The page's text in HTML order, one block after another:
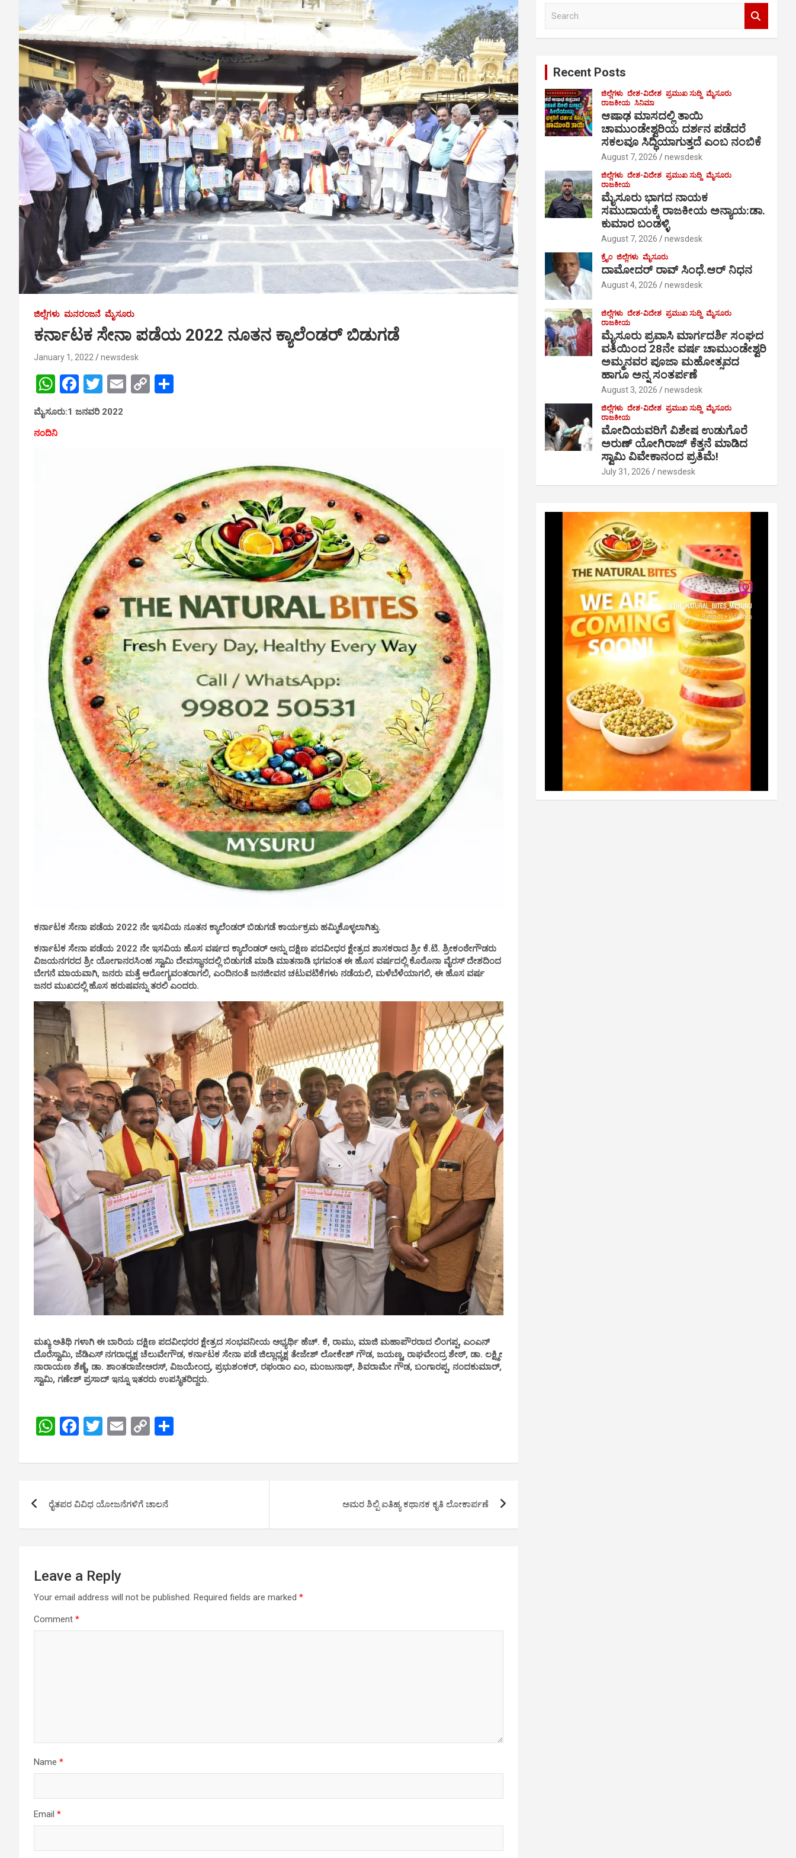
ಜಿಲ್ಲೆಗಳು ಮನರಂಜನೆ ಮೈಸೂರು
ಕರ್ನಾಟಕ ಸೇನಾ ಪಡೆಯ 2022 ನೂತನ ಕ್ಯಾಲೆಂಡರ್ ಬಿಡುಗಡೆ
January 1, 2022 newsdesk
W
h
at
s
F
a
ce
T
wi
tt
E
C
ಮೈಸೂರು:1 ಜನವರಿ 2022
ನಂದಿನಿ
ಕರ್ನಾಟಕ ಸೇನಾ ಪಡೆಯ 2022 ನೇ ಇಸವಿಯ ನೂತನ ಕ್ಯಾಲೆಂಡರ್ ಬಿಡುಗಡೆ ಕಾರ್ಯಕ್ರಮ ಹಮ್ಮಿಕೊಳ್ಳಲಾಗಿತ್ತು.
ಕರ್ನಾಟಕ ಸೇನಾ ಪಡೆಯ 2022 ನೇ ಇಸವಿಯ ಹೊಸ ವರ್ಷದ ಕ್ಯಾಲೆಂಡರ್ ಅನ್ನು ದಕ್ಷಿಣ ಪದವೀಧರ ಕ್ಷೇತ್ರದ ಶಾಸಕರಾದ ಶ್ರೀ ಕೆ.ಟಿ. ಶ್ರೀಕಂಠೇಗೌಡರು
ವಿಜಯನಗರದ ಶ್ರೀ ಯೋಗಾನರಸಿಂಹ ಸ್ವಾಮಿ ದೇವಸ್ಥಾನದಲ್ಲಿ ಬಿಡುಗಡೆ ಮಾಡಿ ಮಾತನಾಡಿ ಭಗವಂತ ಈ ಹೊಸ ವರ್ಷದಲ್ಲಿ ಕೊರೊನಾ ವೈರಸ್ ದೇಶದಿಂದ
ಬೇಗನೆ ಮಾಯವಾಗಿ, ಜನರು ಮತ್ತೆ ಆರೋಗ್ಯವಂತರಾಗಲಿ, ಎಂದಿನಂತೆ ಜನಜೀವನ ಚಟುವಟಿಕೆಗಳು ನಡೆಯಲಿ, ಮಳೆಬೆಳೆಯಾಗಲಿ, ಈ ಹೊಸ ವರ್ಷ
ಜನರ ಮುಖದಲ್ಲಿ ಹೊಸ ಹರುಷವನ್ನು ತರಲಿ ಎಂದರು.
ಮಖ್ಯ ಅತಿಥಿ ಗಳಾಗಿ ಈ ಬಾರಿಯ ದಕ್ಷಿಣ ಪದವೀಧರರ ಕ್ಷೇತ್ರದ ಸಂಭವನೀಯ ಅಭ್ಯರ್ಥಿ ಹೆಚ್. ಕೆ, ರಾಮು, ಮಾಜಿ ಮಹಾಪೌರರಾದ ಲಿಂಗಪ್ಪ, ಎಂಎನ್
ದೊರೆಸ್ವಾಮಿ, ಜೆಡಿಎಸ್ ನಗರಾಧ್ಯಕ್ಷ ಚೆಲುವೇಗೌಡ, ಕರ್ನಾಟಕ ಸೇನಾ ಪಡೆ ಜಿಲ್ಲಾಧ್ಯಕ್ಷ ತೇಜೇಶ್ ಲೋಕೇಶ್ ಗೌಡ, ಜಯಣ್ಣ, ರಾಘವೇಂದ್ರ ಶೇಠ್, ಡಾ. ಲಕ್ಷ್ಮೀ
ನಾರಾಯಣ ಶೆಣೈ, ಡಾ. ಶಾಂತರಾಜೇಅರಸ್, ವಿಜಯೇಂದ್ರ, ಪ್ರಭುಶಂಕರ್, ರಘುರಾಂ ಎಂ, ಮಂಜುನಾಥ್, ಶಿವರಾಮೇ ಗೌಡ, ಬಂಗಾರಪ್ಪ, ನಂದಕುಮಾರ್,
ಸ್ವಾಮಿ, ಗಣೇಶ್ ಪ್ರಸಾದ್ ಇನ್ನೂ ಇತರರು ಉಪಸ್ಥಿತರಿದ್ದರು.
W
at
A
F
ce
o
T
tt
E
ail
C
py
n
ar
navigation
ರೈತಪರ ವಿವಿಧ ಯೋಜನೆಗಳಿಗೆ ಚಾಲನೆ ಅಮರ ಶಿಲ್ಪಿ ಐತಿಹ್ಯ ಕಥಾನಕ ಕೃತಿ ಲೋಕಾರ್ಪಣೆ
Leave a Reply
Your email address will not be published. Required fields are marked *
Comment *
Name *
Email *
Recent Posts
ಜಿಲ್ಲೆಗಳು ದೇಶ-ವಿದೇಶ ಪ್ರಮುಖ ಸುದ್ದಿ ಮೈಸೂರು
ರಾಜಕೀಯ ಸಿನಿಮಾ
ಆಷಾಢ ಮಾಸದಲ್ಲಿ ತಾಯಿ
ಚಾಮುಂಡೇಶ್ವರಿಯ ದರ್ಶನ ಪಡೆದರೆ
ಸಕಲವೂ ಸಿದ್ಧಿಯಾಗುತ್ತದೆ ಎಂಬ ನಂಬಿಕೆ
August 7, 2026 newsdesk
ಜಿಲ್ಲೆಗಳು ದೇಶ-ವಿದೇಶ ಪ್ರಮುಖ ಸುದ್ದಿ ಮೈಸೂರು
ರಾಜಕೀಯ
ಮೈಸೂರು ಭಾಗದ ನಾಯಕ
ಸಮುದಾಯಕ್ಕೆ ರಾಜಕೀಯ ಅನ್ಯಾಯ:ಡಾ.
ಕುಮಾರ ಬಂಡಳ್ಳಿ
August 7, 2026 newsdesk
ಕ್ರೈಂ ಜಿಲ್ಲೆಗಳು ಮೈಸೂರು
ದಾಮೋದರ್ ರಾವ್ ಸಿಂಧೆ.ಆರ್ ನಿಧನ
August 4, 2026 newsdesk
ಜಿಲ್ಲೆಗಳು ದೇಶ-ವಿದೇಶ ಪ್ರಮುಖ ಸುದ್ದಿ ಮೈಸೂರು
ರಾಜಕೀಯ
ಮೈಸೂರು ಪ್ರವಾಸಿ ಮಾರ್ಗದರ್ಶಿ ಸಂಘದ
ವತಿಯಿಂದ 28ನೇ ವರ್ಷ ಚಾಮುಂಡೇಶ್ವರಿ
ಅಮ್ಮನವರ ಪೂಜಾ ಮಹೋತ್ಸವದ
ಹಾಗೂ ಅನ್ನ ಸಂತರ್ಪಣೆ
August 3, 2026 newsdesk
ಜಿಲ್ಲೆಗಳು ದೇಶ-ವಿದೇಶ ಪ್ರಮುಖ ಸುದ್ದಿ ಮೈಸೂರು
ರಾಜಕೀಯ
ಮೋದಿಯವರಿಗೆ ವಿಶೇಷ ಉಡುಗೊರೆ
ಅರುಣ್ ಯೋಗಿರಾಜ್ ಕೆತ್ತನೆ ಮಾಡಿದ
ಸ್ವಾಮಿ ವಿವೇಕಾನಂದ ಪ್ರತಿಮೆ!
July 31, 2026 newsdesk